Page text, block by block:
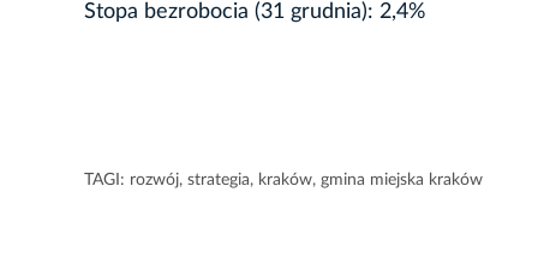
Stopa bezrobocia (31 grudnia): 2,4%
TAGI: rozwój, strategia, kraków, gmina miejska kraków